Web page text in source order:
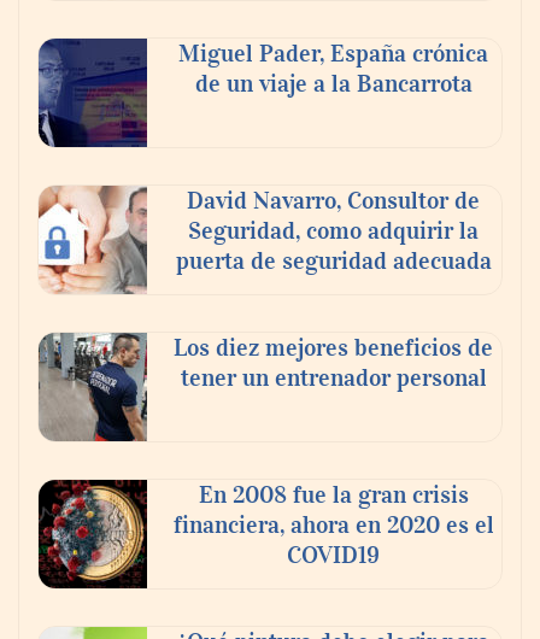
fotografía editorial
El voto del público será decisivo para
elegir a los ganadores del X Concurso de
Cementerios de España
Miguel Pader, España crónica
de un viaje a la Bancarrota
David Navarro, Consultor de
Seguridad, como adquirir la
puerta de seguridad adecuada
Los diez mejores beneficios de
tener un entrenador personal
En 2008 fue la gran crisis
financiera, ahora en 2020 es el
COVID19